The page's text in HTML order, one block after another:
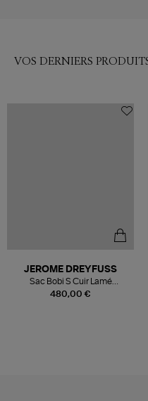
VOS DERNIERS
480,00 €
JEROME DREYFUSS
Sac Bobi S Cuir Lamé
Champagne